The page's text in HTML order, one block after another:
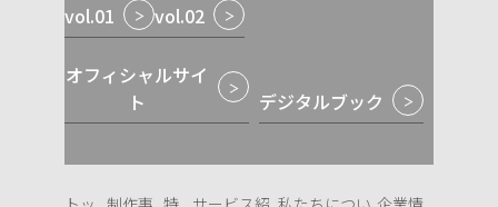
vol.01 vol.02
オフィシャルサイ
ト
デジタルブック